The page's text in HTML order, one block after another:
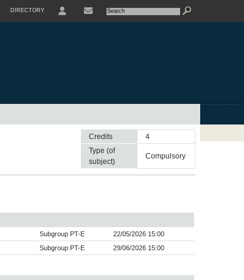
DIRECTORY
Credits
4
Type (of
subject)
compulsory
Subgroup PT-E
22/05/2026 15:00
Subgroup PT-E 29/06/2026 15:00